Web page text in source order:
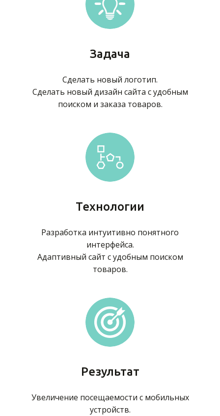
Задача
Сделать новый логотип.
Сделать новый дизайн сайта с удобным
поиском и заказа товаров.
Технологии
Разработка интуитивно понятного
интерфейса.
Адаптивный сайт с удобным поиском
товаров.
Результат
Увеличение посещаемости с мобильных
устройств.